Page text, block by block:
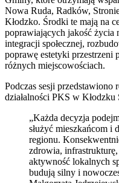
Nowa Ruda, Radków,
Kłodzko. Środki te mają na
poprawiających jakość życia
integracji społecznej,
poprawę estetyki przestrzeni
różnych miejscowościach.
Podczas sesji
działalności PKS w Kłodzku
„Każda decyzja
służyć mieszkańcom i
regionu.
zdrowia,
aktywność lokalnych
budują silny i